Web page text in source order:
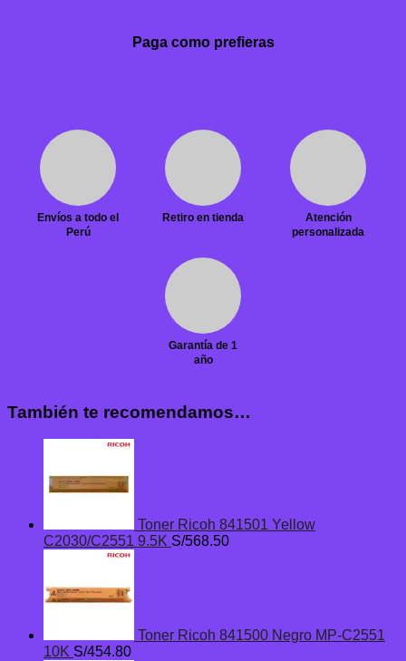
Paga como prefieras
Envíos a todo el
Perú
Retiro en tienda
Atención
personalizada
Garantía de 1
año
También te recomendamos…
Toner Ricoh 841501 Yellow
C2030/C2551 9.5K S/568.50
Toner Ricoh 841500 Negro MP-C2551
10K S/454.80